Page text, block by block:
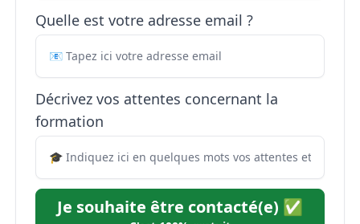
Quelle est votre adresse email ?
Décrivez vos attentes concernant la
formation
Je souhaite être contacté(e) ✅